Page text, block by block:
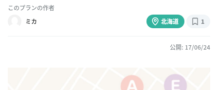
このプランの作者
ミカ
北海道 1
公開: 17/06/24